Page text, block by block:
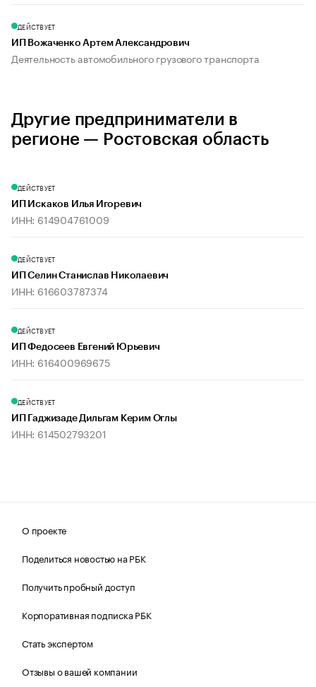
ДЕЙСТВУЕТ
ИП Вожаченко Артем Александрович
Деятельность автомобильного грузового транспорта
Другие предприниматели в
регионе — Ростовская область
ДЕЙСТВУЕТ
ИП Искаков Илья Игоревич
ИНН: 614904761009
ДЕЙСТВУЕТ
ИП Селин Станислав Николаевич
ИНН: 616603787374
ДЕЙСТВУЕТ
ИП Федосеев Евгений Юрьевич
ИНН: 616400969675
ДЕЙСТВУЕТ
ИП Гаджизаде Дильгам Керим Оглы
ИНН: 614502793201
О проекте
Поделиться новостью на РБК
Получить пробный доступ
Корпоративная подписка РБК
Стать экспертом
Отзывы о вашей компании